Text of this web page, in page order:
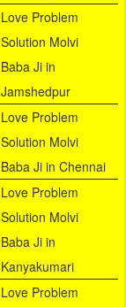
Love Problem
Solution Molvi
Baba Ji in
Jamshedpur
Love Problem
Solution Molvi
Baba Ji in Chennai
Love Problem
Solution Molvi
Baba Ji in
Kanyakumari
Love Problem